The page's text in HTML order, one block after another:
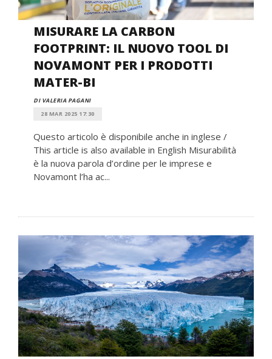
MISURARE LA CARBON
FOOTPRINT: IL NUOVO TOOL DI
NOVAMONT PER I PRODOTTI
MATER-BI
DI VALERIA PAGANI
28 MAR 2025 17:30
Questo articolo è disponibile anche in inglese /
This article is also available in English Misurabilità
è la nuova parola d’ordine per le imprese e
Novamont l’ha ac...